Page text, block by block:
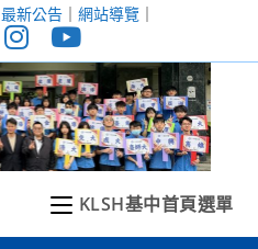
最新公告｜ 網站導覽｜
KLSH基中首頁選單